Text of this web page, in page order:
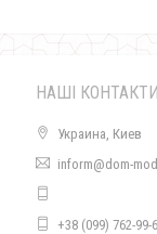
Жіночий ангоровий
НАШІ КОНТАКТИ
Украина, Киев
inform@dom-
+38 (099) 762-99-